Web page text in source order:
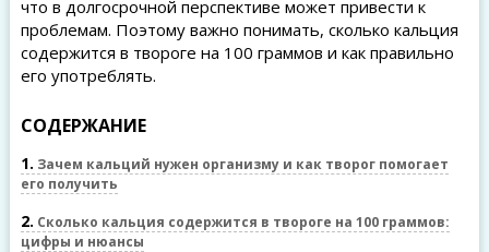
что в долгосрочной перспективе может привести к
проблемам. Поэтому важно понимать, сколько кальция
содержится в твороге на 100 граммов и как правильно
его употреблять.
СОДЕРЖАНИЕ
1 Зачем кальций нужен организму и как творог помогает
его получить
2 Сколько кальция содержится в твороге на 100 граммов:
цифры и нюансы